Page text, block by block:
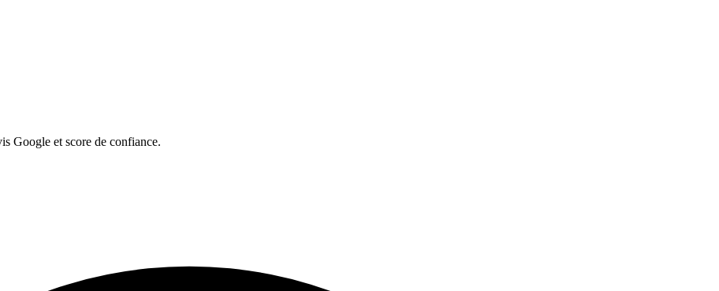
Google et score de confiance.